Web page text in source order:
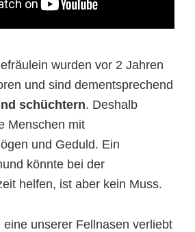
wurden vor 2 Jahren
und sind dementsprechend
schüchtern. Deshalb
Menschen mit
und Geduld. Ein
könnte bei der
helfen, ist aber kein Muss.
unserer Fellnasen verliebt